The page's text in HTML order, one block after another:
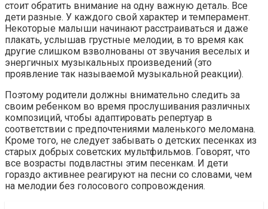
стоит обратить внимание на одну важную деталь. Все
дети разные. У каждого свой характер и темперамент.
Некоторые малыши начинают расстраиваться и даже
плакать, услышав грустные мелодии, в то время как
другие слишком взволнованы от звучания веселых и
энергичных музыкальных произведений (это
проявление так называемой музыкальной реакции).
Поэтому родители должны внимательно следить за
своим ребенком во время прослушивания различных
композиций, чтобы адаптировать репертуар в
соответствии с предпочтениями маленького меломана.
Кроме того, не следует забывать о детских песенках из
старых добрых советских мультфильмов. Говорят, что
все возрасты подвластны этим песенкам. И дети
гораздо активнее реагируют на песни со словами, чем
на мелодии без голосового сопровождения.